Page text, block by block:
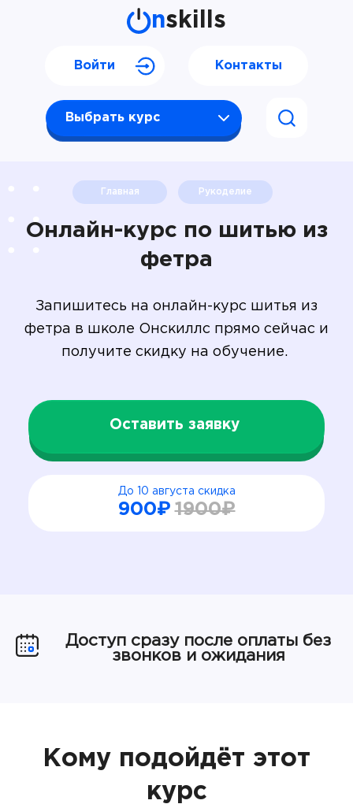
nskills
Выбрать курс
Войти Контакты
Главная Рукоделие
Онлайн-курс по шитью из
фетра
Запишитесь на онлайн-курс шитья из
фетра в школе Онскиллс прямо сейчас и
получите скидку на обучение.
Оставить заявку
До 10 августа скидка
900₽ 1900₽
Доступ сразу после оплаты без
звонков и ожидания
Кому подойдёт этот
курс